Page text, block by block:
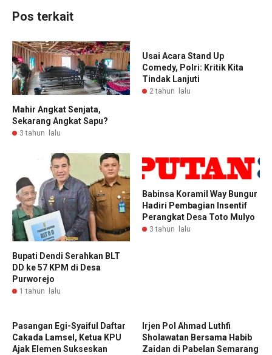
Pos terkait
Mahir Angkat Senjata,
Sekarang Angkat Sapu?
3 tahun lalu
Usai Acara Stand Up
Comedy, Polri: Kritik Kita
Tindak Lanjuti
2 tahun lalu
Bupati Dendi Serahkan BLT
DD ke 57 KPM di Desa
Purworejo
1 tahun lalu
Babinsa Koramil Way Bungur
Hadiri Pembagian Insentif
Perangkat Desa Toto Mulyo
3 tahun lalu
Pasangan Egi-Syaiful Daftar
Cakada Lamsel, Ketua KPU
Ajak Elemen Sukseskan
Irjen Pol Ahmad Luthfi
Sholawatan Bersama Habib
Zaidan di Pabelan Semarang